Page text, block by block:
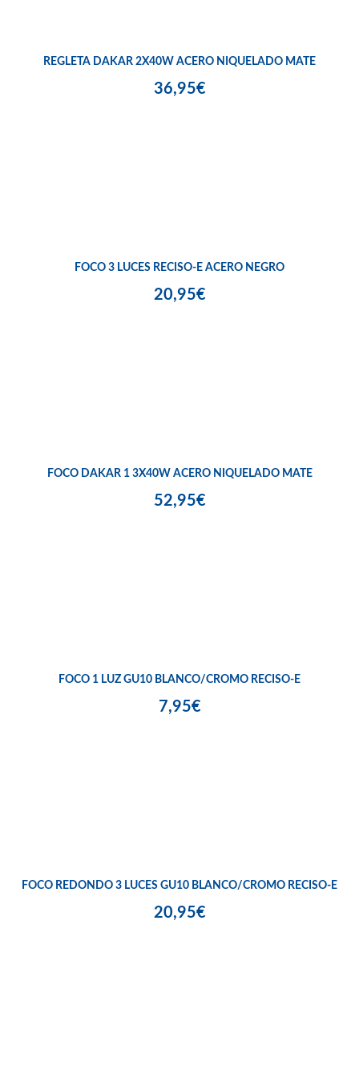
REGLETA DAKAR 2X40W ACERO NIQUELADO MATE
36,95€
FOCO 3 LUCES RECISO-E ACERO NEGRO
20,95€
FOCO DAKAR 1 3X40W ACERO NIQUELADO MATE
52,95€
FOCO 1 LUZ GU10 BLANCO/CROMO RECISO-E
7,95€
FOCO REDONDO 3 LUCES GU10 BLANCO/CROMO RECISO-E
20,95€